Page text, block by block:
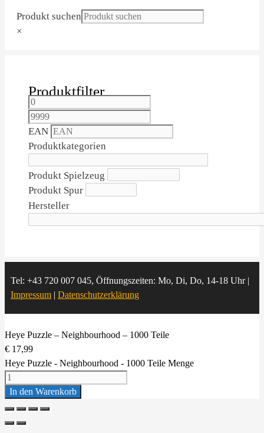
Produkt suchen
×
Produktfilter
EAN
Produktkategorien
Produkt Spielzeug
Produkt Spur
Hersteller
Tel: +43 720 007 045, Öffnungszeiten: Mo, Di, Do, 14-18 Uhr |
Impressum | Datenschutzerklärung
Heye Puzzle – Neighbourhood – 1000 Teile
€ 17,99
Heye Puzzle - Neighbourhood - 1000 Teile Menge
In den Warenkorb